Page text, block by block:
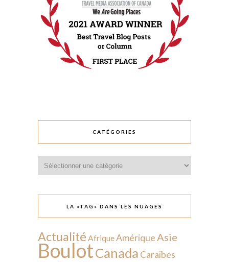
CATÉGORIES
LA «TAG» DANS LES NUAGES
Actualité AfriqueAmérique Asie
BoulotCanada Caraïbes